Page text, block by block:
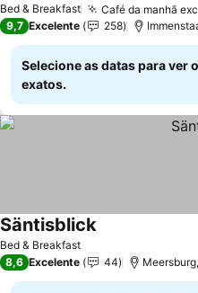
Bed & Breakfast Café da manhã
Ver preços
9,7 Excelente 258
Selecione as datas para ver
exatos.
Bed & Breakfast
SäntisblickVer preços
8,6 Excelente 44